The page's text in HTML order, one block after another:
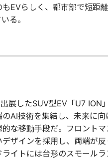
EVらしく、都市部で短距離
る。
展したSUV型EV「U7 ION
AI技術を集結し、未来に向
な移動手段だ。フロントマ
ザインを採用し、両端が反
イトには台形のスモールラ